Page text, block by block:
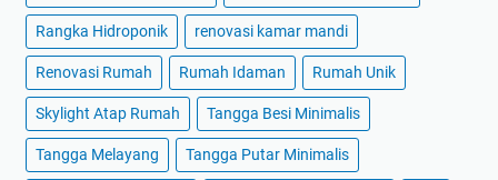
Rangka Hidroponik renovasi kamar mandi
Renovasi Rumah Rumah Idaman Rumah Unik
Skylight Atap Rumah Tangga Besi Minimalis
Tangga Melayang Tangga Putar Minimalis